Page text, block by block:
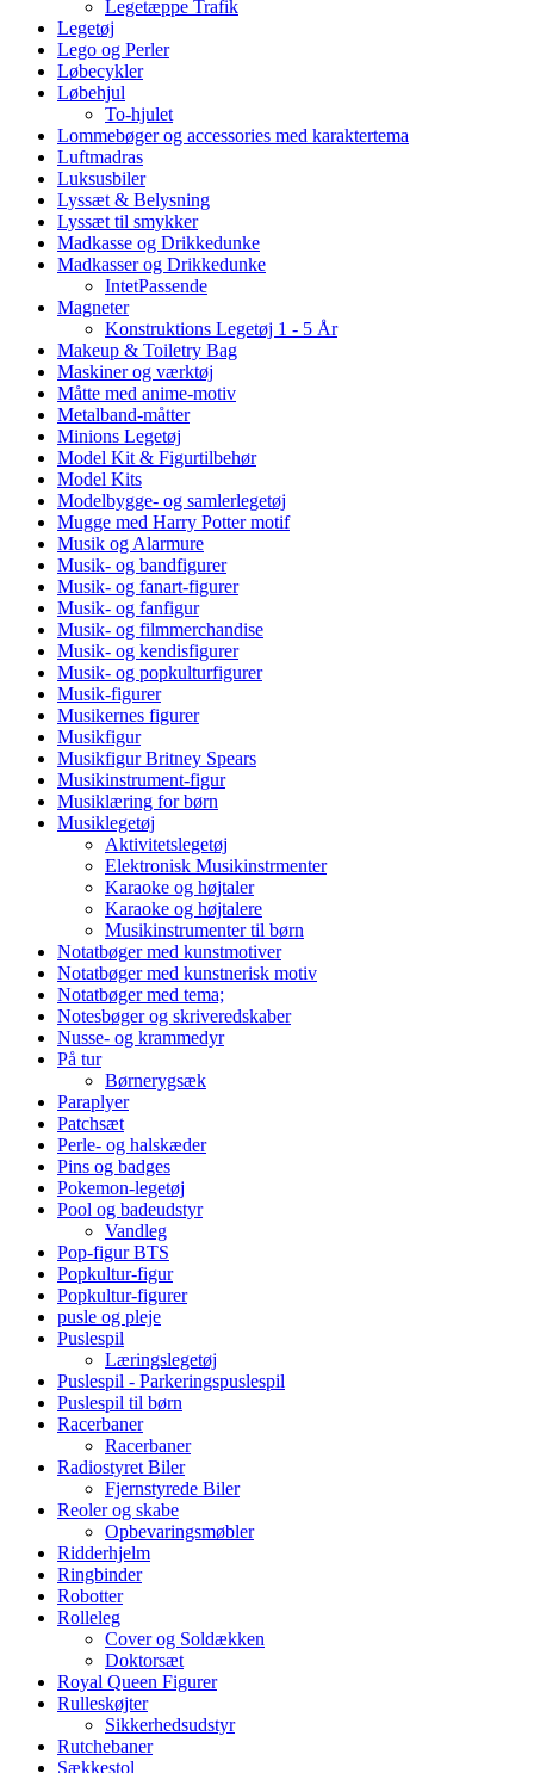
Legetæppe Trafik
Legetøj
Lego og Perler
Løbecykler
Løbehjul
To-hjulet
Lommebøger og accessories med karaktertema
Luftmadras
Luksusbiler
Lyssæt & Belysning
Lyssæt til smykker
Madkasse og Drikkedunke
Madkasser og Drikkedunke
IntetPassende
Magneter
Konstruktions Legetøj 1 - 5 År
Makeup & Toiletry Bag
Maskiner og værktøj
Måtte med anime-motiv
Metalband-måtter
Minions Legetøj
Model Kit & Figurtilbehør
Model Kits
Modelbygge- og samlerlegetøj
Mugge med Harry Potter motif
Musik og Alarmure
Musik- og bandfigurer
Musik- og fanart-figurer
Musik- og fanfigur
Musik- og filmmerchandise
Musik- og kendisfigurer
Musik- og popkulturfigurer
Musik-figurer
Musikernes figurer
Musikfigur
Musikfigur Britney Spears
Musikinstrument-figur
Musiklæring for børn
Musiklegetøj
Aktivitetslegetøj
Elektronisk Musikinstrmenter
Karaoke og højtaler
Karaoke og højtalere
Musikinstrumenter til børn
Notatbøger med kunstmotiver
Notatbøger med kunstnerisk motiv
Notatbøger med tema;
Notesbøger og skriveredskaber
Nusse- og krammedyr
På tur
Børnerygsæk
Paraplyer
Patchsæt
Perle- og halskæder
Pins og badges
Pokemon-legetøj
Pool og badeudstyr
Vandleg
Pop-figur BTS
Popkultur-figur
Popkultur-figurer
pusle og pleje
Puslespil
Læringslegetøj
Puslespil - Parkeringspuslespil
Puslespil til børn
Racerbaner
Racerbaner
Radiostyret Biler
Fjernstyrede Biler
Reoler og skabe
Opbevaringsmøbler
Ridderhjelm
Ringbinder
Robotter
Rolleleg
Cover og Soldækken
Doktorsæt
Royal Queen Figurer
Rulleskøjter
Sikkerhedsudstyr
Rutchebaner
Sækkestol